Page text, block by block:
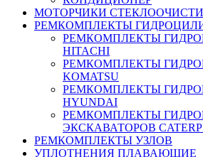
МОТОРЧИКИ
РЕМКОМПЛЕКТЫ
РЕМКОМПЛЕКТЫ
HITACHI
РЕМКОМПЛЕКТЫ
KOMATSU
РЕМКОМПЛЕКТЫ
HYUNDAI
РЕМКОМПЛЕКТЫ
ЭКСКАВАТОРОВ
РЕМКОМПЛЕКТЫ УЗЛОВ
УПЛОТНЕНИЯ ПЛАВАЮЩИЕ